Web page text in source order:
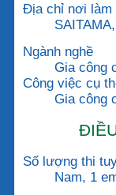
Địa chỉ nơi làm
Ngành nghề
Gia công
Công việc cụ
Gia công
Số lượng thi
Nam, 1